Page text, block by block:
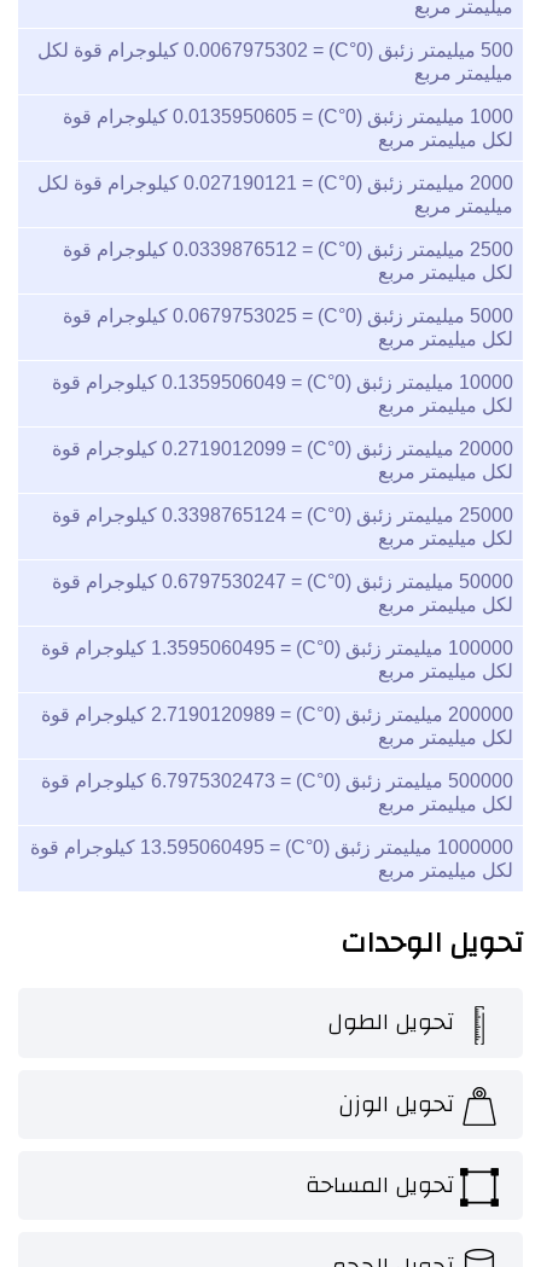
ميليمتر مربع
500 ميليمتر زئبق (0°C) = 0.0067975302 كيلوجرام قوة لكل
ميليمتر مربع
1000 ميليمتر زئبق (0°C) = 0.0135950605 كيلوجرام قوة
لكل ميليمتر مربع
2000 ميليمتر زئبق (0°C) = 0.027190121 كيلوجرام قوة لكل
ميليمتر مربع
2500 ميليمتر زئبق (0°C) = 0.0339876512 كيلوجرام قوة
لكل ميليمتر مربع
5000 ميليمتر زئبق (0°C) = 0.0679753025 كيلوجرام قوة
لكل ميليمتر مربع
10000 ميليمتر زئبق (0°C) = 0.1359506049 كيلوجرام قوة
لكل ميليمتر مربع
20000 ميليمتر زئبق (0°C) = 0.2719012099 كيلوجرام قوة
لكل ميليمتر مربع
25000 ميليمتر زئبق (0°C) = 0.3398765124 كيلوجرام قوة
لكل ميليمتر مربع
50000 ميليمتر زئبق (0°C) = 0.6797530247 كيلوجرام قوة
لكل ميليمتر مربع
100000 ميليمتر زئبق (0°C) = 1.3595060495 كيلوجرام قوة
لكل ميليمتر مربع
200000 ميليمتر زئبق (0°C) = 2.7190120989 كيلوجرام قوة
لكل ميليمتر مربع
500000 ميليمتر زئبق (0°C) = 6.7975302473 كيلوجرام قوة
لكل ميليمتر مربع
1000000 ميليمتر زئبق (0°C) = 13.595060495 كيلوجرام قوة
لكل ميليمتر مربع
تحويل الوحدات
تحويل الطول
تحويل الوزن
تحويل المساحة